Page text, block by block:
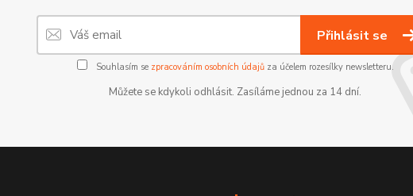
Přihlásit se
Souhlasím se zpracováním osobních údajůza účelem rozesílky newsletteru.
Můžete se kdykoli odhlásit. Zasíláme jednou za 14 dní.